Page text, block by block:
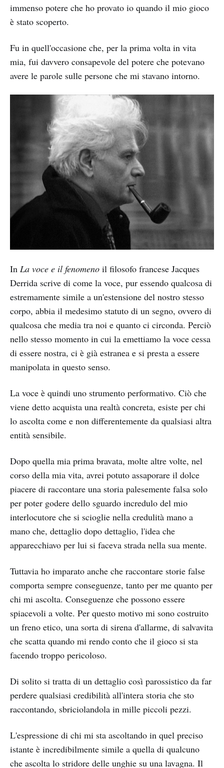
immenso potere che ho provato io quando il mio gioco
è stato scoperto.
Fu in quell'occasione che, per la prima volta in vita
mia, fui davvero consapevole del potere che potevano
avere le parole sulle persone che mi stavano intorno.
In La voce e il fenomeno il filosofo francese Jacques
Derrida scrive di come la voce, pur essendo qualcosa di
estremamente simile a un'estensione del nostro stesso
corpo, abbia il medesimo statuto di un segno, ovvero di
qualcosa che media tra noi e quanto ci circonda. Perciò
nello stesso momento in cui la emettiamo la voce cessa
di essere nostra, ci è già estranea e si presta a essere
manipolata in questo senso.
La voce è quindi uno strumento performativo. Ciò che
viene detto acquista una realtà concreta, esiste per chi
lo ascolta come e non differentemente da qualsiasi altra
entità sensibile.
Dopo quella mia prima bravata, molte altre volte, nel
corso della mia vita, avrei potuto assaporare il dolce
piacere di raccontare una storia palesemente falsa solo
per poter godere dello sguardo incredulo del mio
interlocutore che si scioglie nella credulità mano a
mano che, dettaglio dopo dettaglio, l'idea che
apparecchiavo per lui si faceva strada nella sua mente.
Tuttavia ho imparato anche che raccontare storie false
comporta sempre conseguenze, tanto per me quanto per
chi mi ascolta. Conseguenze che possono essere
spiacevoli a volte. Per questo motivo mi sono costruito
un freno etico, una sorta di sirena d'allarme, di salvavita
che scatta quando mi rendo conto che il gioco si sta
facendo troppo pericoloso.
Di solito si tratta di un dettaglio così parossistico da far
perdere qualsiasi credibilità all'intera storia che sto
raccontando, sbriciolandola in mille piccoli pezzi.
L'espressione di chi mi sta ascoltando in quel preciso
istante è incredibilmente simile a quella di qualcuno
che ascolta lo stridore delle unghie su una lavagna. Il